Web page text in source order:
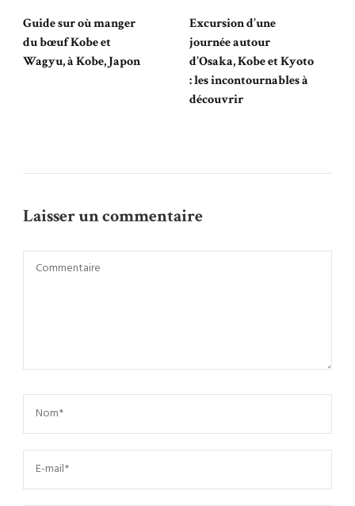
Guide sur où manger
du bœuf Kobe et
Wagyu, à Kobe, Japon
Excursion d’une
journée autour
d’Osaka, Kobe et Kyoto
: les incontournables à
découvrir
Laisser un commentaire